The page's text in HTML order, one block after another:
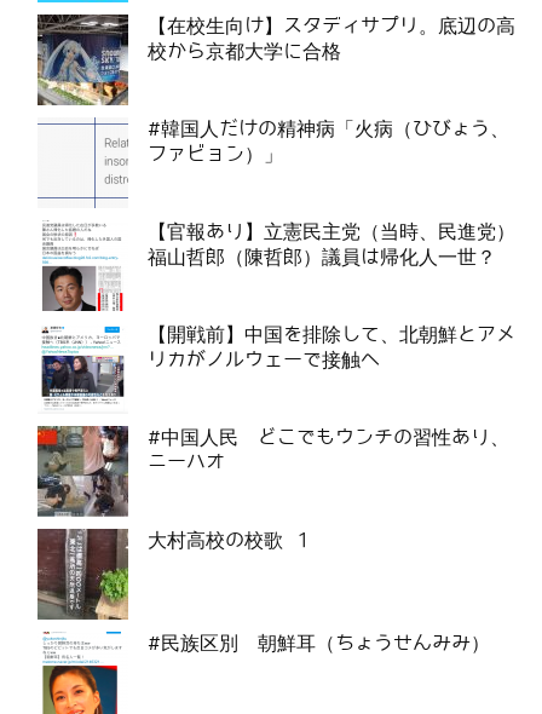
【在校生向け】スタディサプリ。底辺の高
校から京都大学に合格
#韓国人だけの精神病「火病（ひびょう、
ファビョン）」
【官報あり】立憲民主党（当時、民進党）
福山哲郎（陳哲郎）議員は帰化人一世？
【開戦前】中国を排除して、北朝鮮とアメ
リカがノルウェーで接触へ
#中国人民 どこでもウンチの習性あり、
ニーハオ
大村高校の校歌 1
#民族区別 朝鮮耳（ちょうせんみみ）